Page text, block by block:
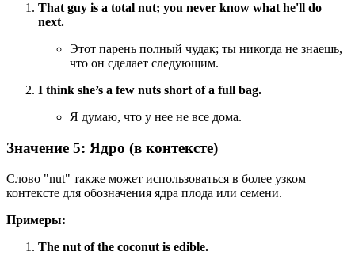
That guy is a total nut; you never know what he'll do
next.
Этот парень полный чудак; ты никогда не знаешь,
что он сделает следующим.
I think she’s a few nuts short of a full bag.
Я думаю, что у нее не все дома.
Значение 5: Ядро (в контексте)
Слово "nut" также может использоваться в более узком
контексте для обозначения ядра плода или семени.
Примеры:
The nut of the coconut is edible.